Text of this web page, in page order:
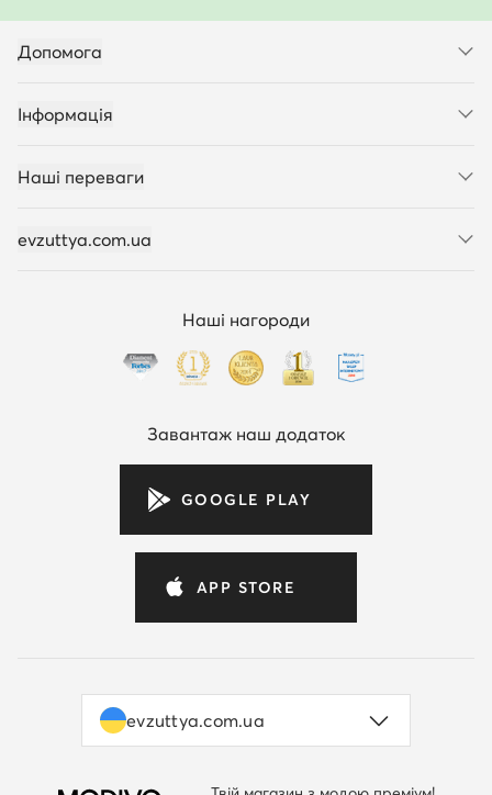
Допомога
Інформація
Наші переваги
evzuttya.com.ua
Наші нагороди
Завантаж наш додаток
GOOGLE PLAY
APP STORE
evzuttya.com.ua